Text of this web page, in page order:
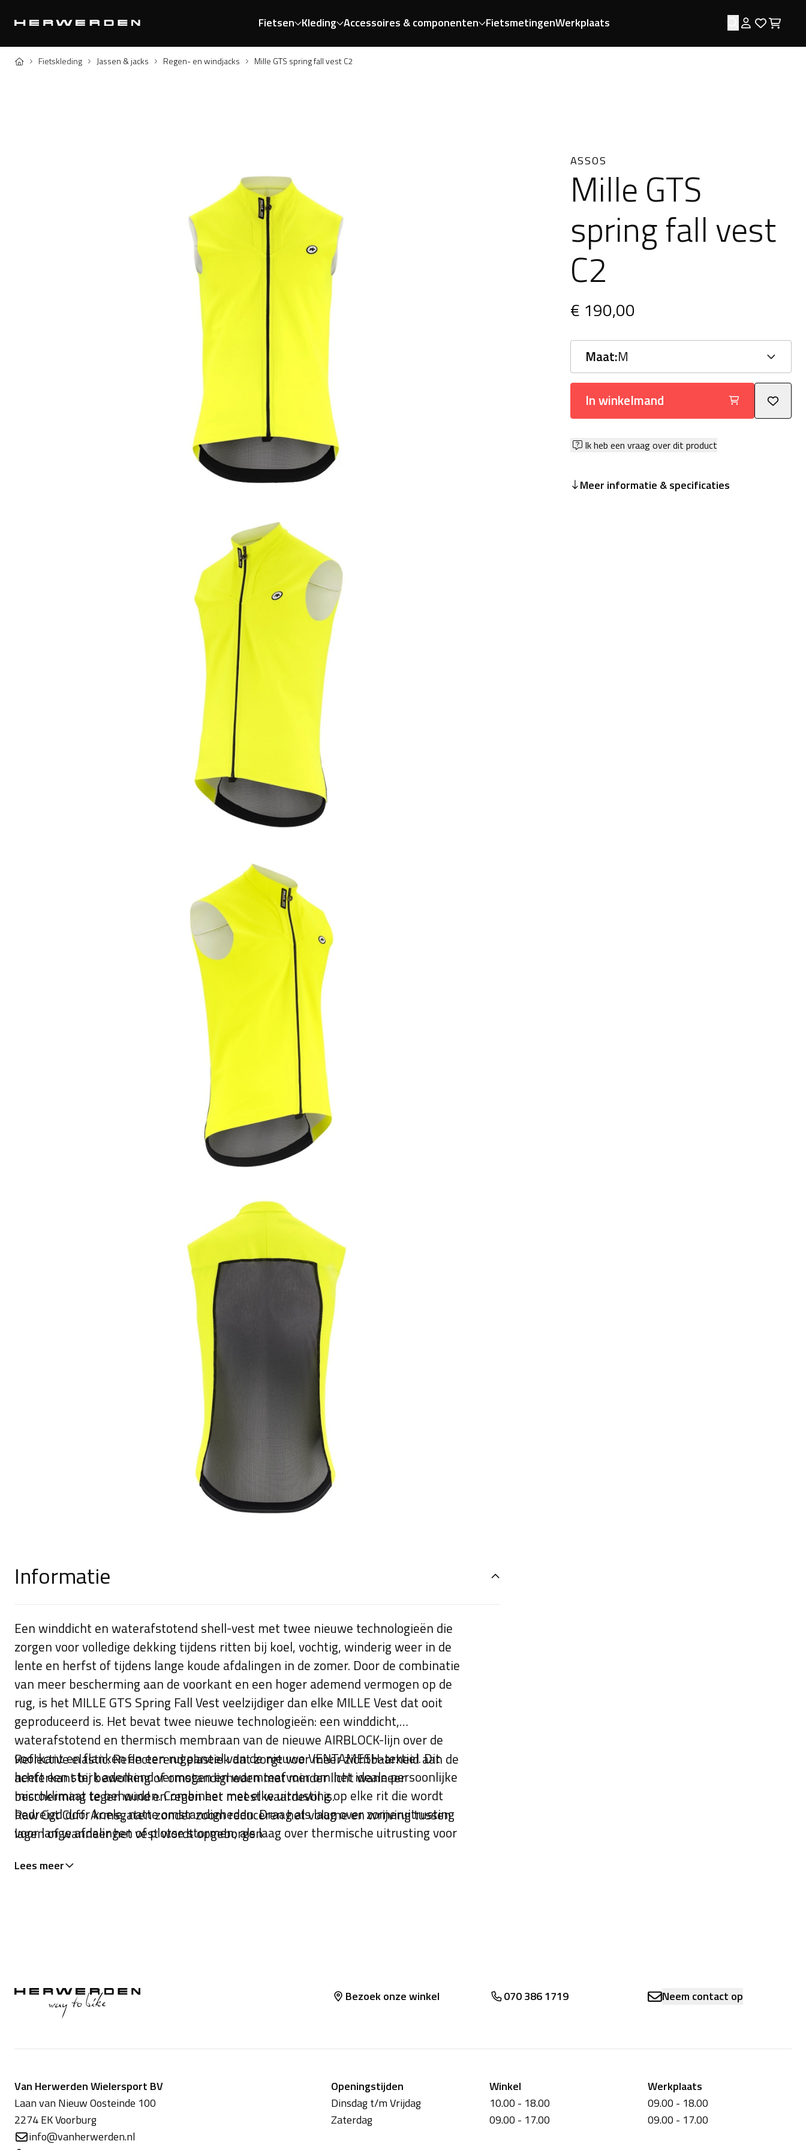
Fietsen Kleding Accessoires & componenten FietsmetingenWerkplaats Zoeken
Log in
Home Fietskleding Jassen & jacks Regen- en windjacks Mille GTS spring fall vest C2
ASSOS
Mille GTS
spring fall vest
C2
€ 190,00
Maat:M
In winkelmand
Ik heb een vraag over dit product
Meer informatie & specificaties
Informatie
Een winddicht en waterafstotend shell-vest met twee nieuwe technologieën die
zorgen voor volledige dekking tijdens ritten bij koel, vochtig, winderig weer in de
lente en herfst of tijdens lange koude afdalingen in de zomer. Door de combinatie
van meer bescherming aan de voorkant en een hoger ademend vermogen op de
rug, is het MILLE GTS Spring Fall Vest veelzijdiger dan elke MILLE Vest dat ooit
geproduceerd is. Het bevat twee nieuwe technologieën: een winddicht,
waterafstotend en thermisch membraan van de nieuwe AIRBLOCK-lijn over de
voorkant en flanken en een rugpaneel van de nieuwe VENTAMESH-textiel. Dit
heeft een sterk ademend vermogen en warmteafvoer om het ideale persoonlijke
microklimaat te behouden. Combineer met elke uitrusting op elke rit die wordt
bedreigd door koele, natte omstandigheden. Draag als laag over zomeruitrusting
voor lange afdalingen of plotse stormen; als laag over thermische uitrusting voor
middelzware versie van Assos nieuwe AIRBLOCK-familie van technische
gebruiken die veel volume creëren.
Reflective elastic: Reflecterend elastiek dat zorgt voor meer zichtbaarheid aan de
achterkant bij bewolking of omstandigheden met minder licht wanneer
bescherming tegen wind en regen het meest waardevol is.
Raw Cut Cuff: Armsgaten zonder zoom reduceren het volume en wrijving tussen
lagen of wanneer het vest wordt opgeborgen
Lees meer
Bezoek onze winkel 070 386 1719 Neem contact op
Van Herwerden Wielersport BV
Laan van Nieuw Oosteinde 100
2274 EK Voorburg
info@vanherwerden.nl
Openingstijden
Dinsdag t/m Vrijdag
Zaterdag
Winkel
10.00 - 18.00
09.00 - 17.00
Werkplaats
09.00 - 18.00
09.00 - 17.00